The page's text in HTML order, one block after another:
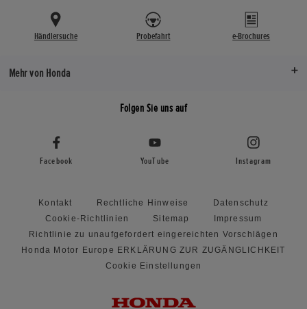
Händlersuche Probefahrt e-Brochures
Mehr von Honda
Folgen Sie uns auf
Facebook YouTube Instagram
Kontakt Rechtliche Hinweise
Datenschutz
Cookie-Richtlinien
Sitemap
Impressum
Richtlinie zu unaufgefordert eingereichten Vorschlägen
Honda Motor Europe ERKLÄRUNG ZUR ZUGÄNGLICHKEIT
Cookie Einstellungen